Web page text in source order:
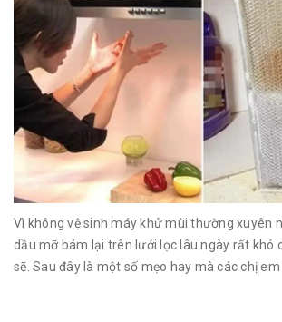
Vì không vệ sinh máy khử mùi thường xuyên
dầu mỡ bám lại trên lưới lọc lâu ngày rất khó
sẽ. Sau đây là một số mẹo hay mà các chị